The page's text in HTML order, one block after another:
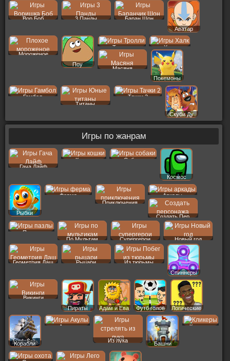
Вор Боб 3 Панды
Баран Шон
Аватар
Мороженое
Поу
Тролли Халк
Масяня
Покемоны
Гамбол
Титаны
Тачки 2
Скуби Ду
Игры по жанрам
Гача Лайф
Кошки Собаки
Космос
Рыбки
Ферма
Приключения
Аркады
Создать Пер
Пазлы
По Мультам
Супергерои Новый год
Геометрия Даш Рыцари
Из тюрьмы
Спиннеры
Викинги
Пираты
Адам и Ева Футб голов Логические
Корабли
Акулы
Из лука
Башни
Кликеры